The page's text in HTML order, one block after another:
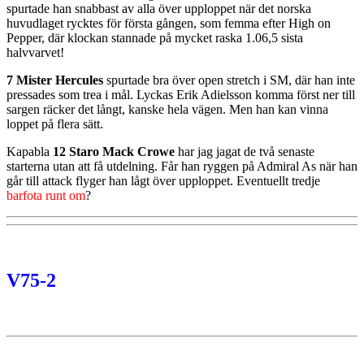
spurtade han snabbast av alla över upploppet när det norska
huvudlaget rycktes för första gången, som femma efter High on
Pepper, där klockan stannade på mycket raska 1.06,5 sista
halvvarvet!
7 Mister Hercules spurtade bra över open stretch i SM, där han inte
pressades som trea i mål. Lyckas Erik Adielsson komma först ner till
sargen räcker det långt, kanske hela vägen. Men han kan vinna
loppet på flera sätt.
Kapabla 12 Staro Mack Crowe har jag jagat de två senaste
starterna utan att få utdelning. Får han ryggen på Admiral As när han
går till attack flyger han lågt över upploppet. Eventuellt tredje
barfota runt om?
V75-2